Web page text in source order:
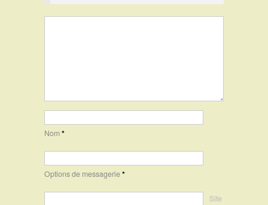
Nom*
Options de messagerie*
Site